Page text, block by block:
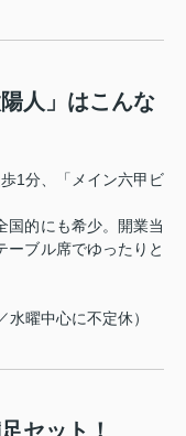
人」はこんな
1分、「メイン六甲ビ
国的にも希少。開業当
ーブル席でゆったりと
曜中心に不定休）
セット！